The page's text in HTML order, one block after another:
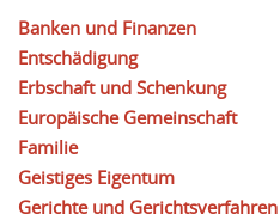
Banken und Finanzen
Entschädigung
Erbschaft und Schenkung
Europäische Gemeinschaft
Familie
Geistiges Eigentum
Gerichte und Gerichtsverfahren